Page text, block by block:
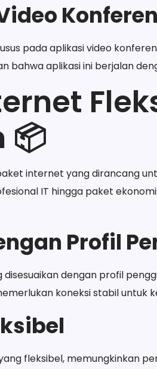
pada aplikasi video
bahwa aplikasi ini berjalan
📦
internet yang dirancang
IT hingga paket
Profil
disesuaikan dengan profil
koneksi stabil untuk
fleksibel, memungkinkan